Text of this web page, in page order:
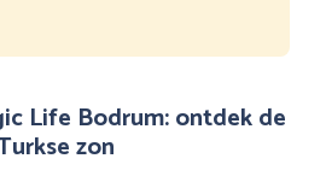
Life Bodrum: ontdek de
zon